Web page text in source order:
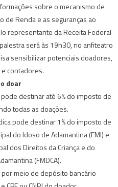
sobre o mecanismo de
de Renda e as seguranças ao
representante da Receita Federal
será às 19h30, no anfiteatro
sensibilizar potenciais doadores,
contadores.
doar
destinar até 6% do imposto de
todas as doações.
pode destinar 1% do imposto de
do Idoso de Adamantina (FMI) e
dos Direitos da Criança e do
(FMDCA).
meio de depósito bancário